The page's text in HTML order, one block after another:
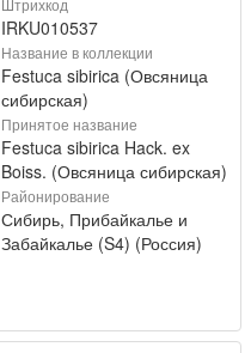
IRKU010537
Название в коллекции
Festuca sibirica (Овсяница
сибирская)
Принятое название
Festuca sibirica Hack. ex
Boiss. (Овсяница сибирская)
Районирование
Сибирь, Прибайкалье и
Забайкалье (S4) (Россия)